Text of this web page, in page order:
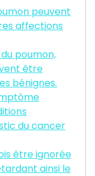
peuvent
affections
poumon,
être
bénignes.
du cancer
être ignorée
ainsi le